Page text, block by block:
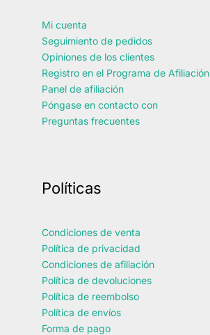
Mi cuenta
Seguimiento de pedidos
Opiniones de los clientes
Registro en el Programa de Afiliación
Panel de afiliación
Póngase en contacto con
Preguntas frecuentes
Políticas
Condiciones de venta
Política de privacidad
Condiciones de afiliación
Política de devoluciones
Política de reembolso
Política de envíos
Forma de pago